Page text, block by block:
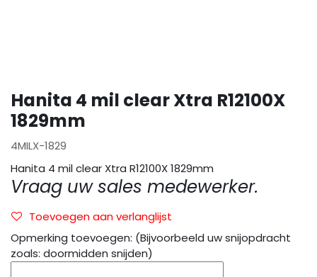
Hanita 4 mil clear Xtra R12100X
1829mm
4MILX-1829
Hanita 4 mil clear Xtra R12100X 1829mm
Vraag uw sales medewerker.
Toevoegen aan verlanglijst
Opmerking toevoegen: (Bijvoorbeeld uw snijopdracht
zoals: doormidden snijden)